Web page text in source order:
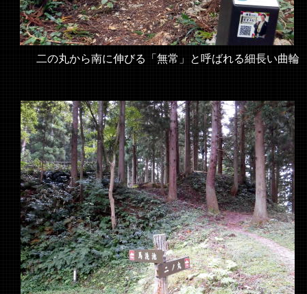
二の丸から南に伸びる「無常」と呼ばれる細長い曲輪